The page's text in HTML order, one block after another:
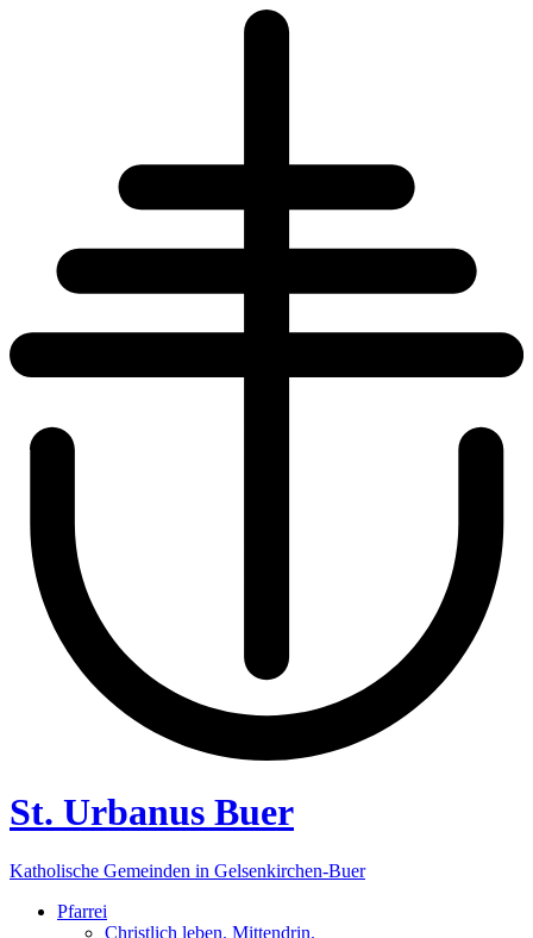
St. Urbanus Buer
Katholische Gemeinden in Gelsenkirchen-Buer
Pfarrei
Christlich leben. Mittendrin.